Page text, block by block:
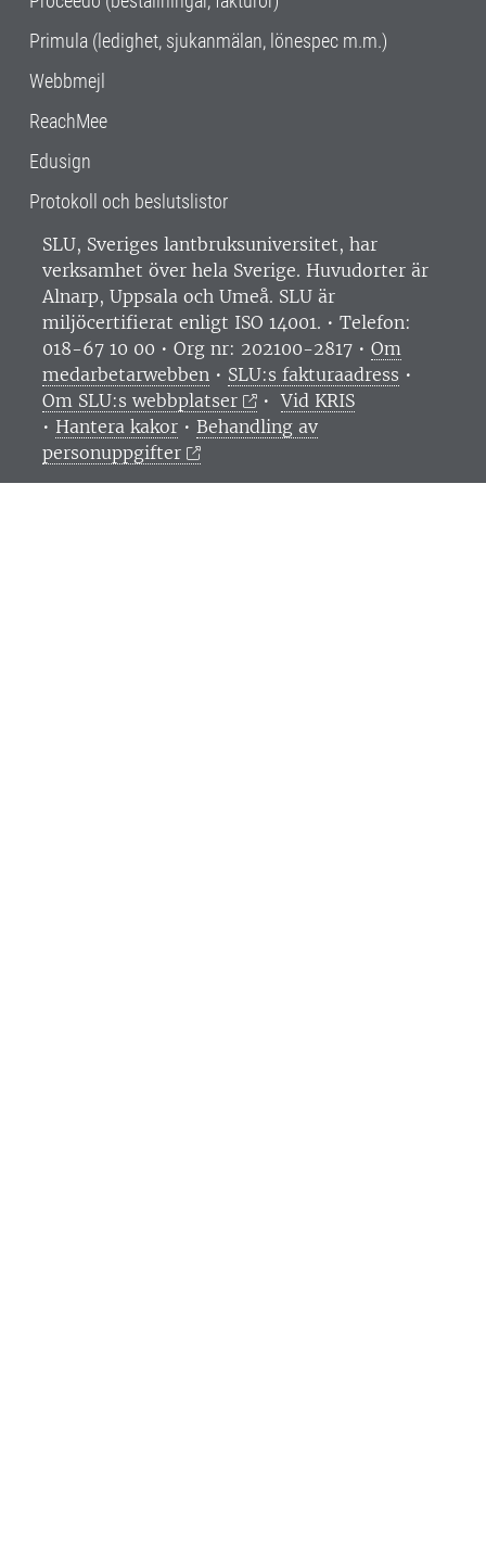
Primula (ledighet, sjukanmälan, lönespec m.m.)
Webbmejl
ReachMee
Edusign
Protokoll och beslutslistor
SLU, Sveriges lantbruksuniversitet, har
verksamhet över hela Sverige. Huvudorter är
Alnarp, Uppsala och Umeå. SLU är
miljöcertifierat enligt ISO 14001. • Telefon:
018-67 10 00 • Org nr: 202100-2817 • Om
medarbetarwebben • SLU:s fakturaadress •
Om SLU:s webbplatser
•Vid KRIS
• Hantera kakor • Behandling av
personuppgifter